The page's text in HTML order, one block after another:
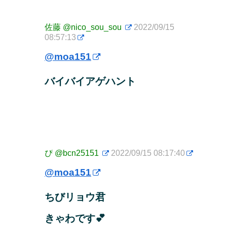
佐藤 @nico_sou_sou
2022/09/15
08:57:13
@moa151
バイバイアゲハント
ぴ @bcn25151 2022/09/15 08:17:40
@moa151
ちびリョウ君
きゃわです💕